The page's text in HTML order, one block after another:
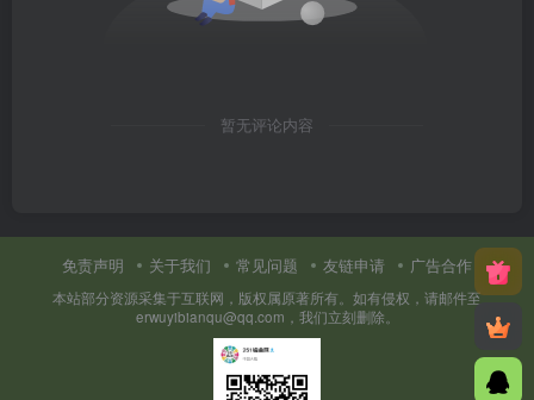
暂无评论内容
免责声明 关于我们 常见问题 友链申请 广告合作
本站部分资源采集于互联网，版权属原著所有。如有侵权，请邮件至
erwuyibianqu@qq.com，我们立刻删除。